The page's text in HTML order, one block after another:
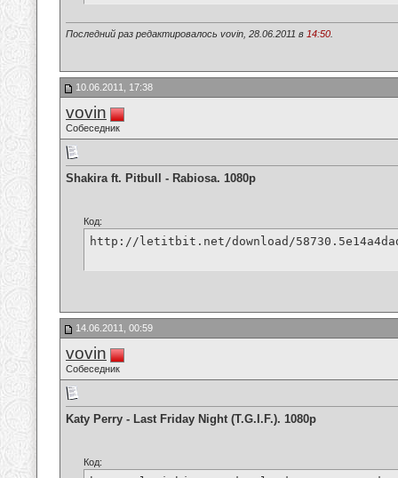
Последний раз редактировалось vovin, 28.06.2011 в 14:50
10.06.2011, 17:38
vovin
Собеседник
Shakira ft. Pitbull - Rabiosa. 1080p
Код:
http://letitbit.net/download/
14.06.2011, 00:59
vovin
Собеседник
Katy Perry - Last Friday Night (T.G.I.F.). 1080p
Код: